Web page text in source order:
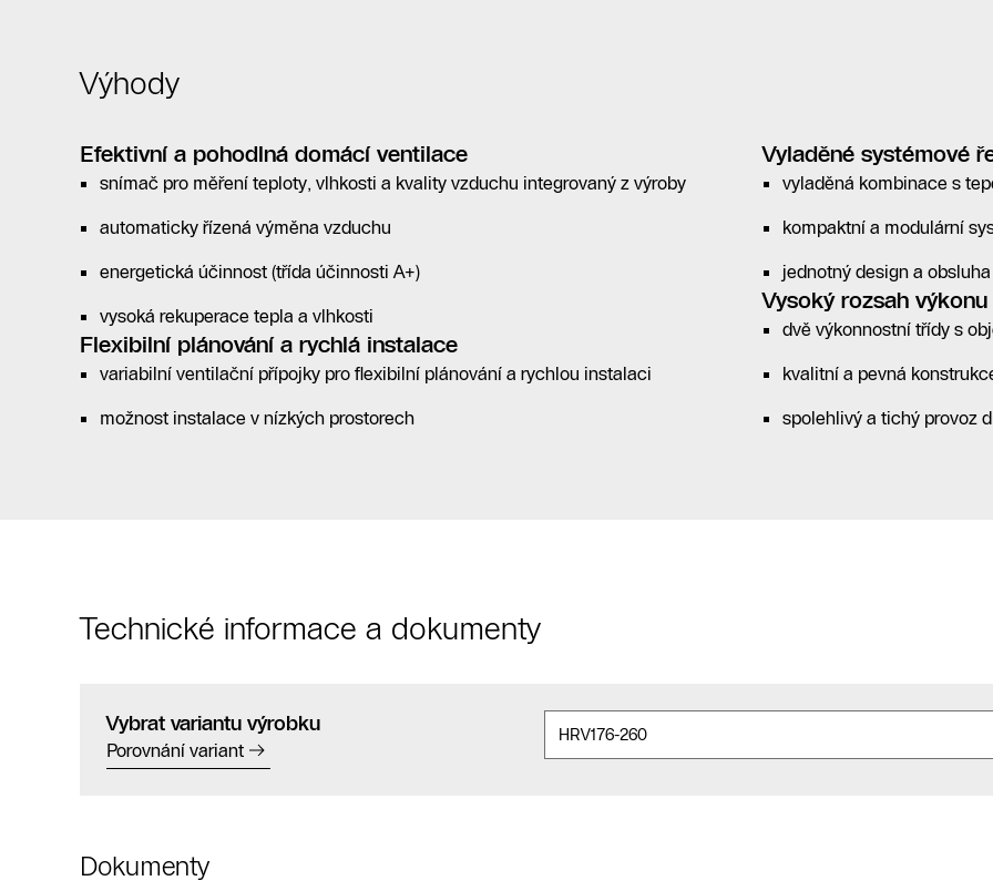
Výhody
Efektivní a pohodlná domácí ventilace
snímač pro měření teploty, vlhkosti a kvality vzduchu integrovaný z výroby
automaticky řízená výměna vzduchu
energetická účinnost (třída účinnosti A+)
vysoká rekuperace tepla a vlhkosti
Flexibilní plánování a rychlá instalace
variabilní ventilační přípojky pro flexibilní plánování a rychlou instalaci
možnost instalace v nízkých prostorech
Vyladěné systémové
vyladěná kombinace s
kompaktní a modulární
jednotný design a obsluha
Vysoký rozsah
dvě výkonnostní třídy s
kvalitní a pevná
spolehlivý a tichý provoz
Technické informace a dokumenty
Vybrat variantu výrobku
Porovnání variant
Dokumenty